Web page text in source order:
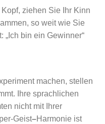
ziehen Sie Ihr Kinn
so weit wie Sie
„Ich bin ein Gewinner“
machen, stellen
Ihre sprachlichen
nicht mit Ihrer
Geist–Harmonie ist